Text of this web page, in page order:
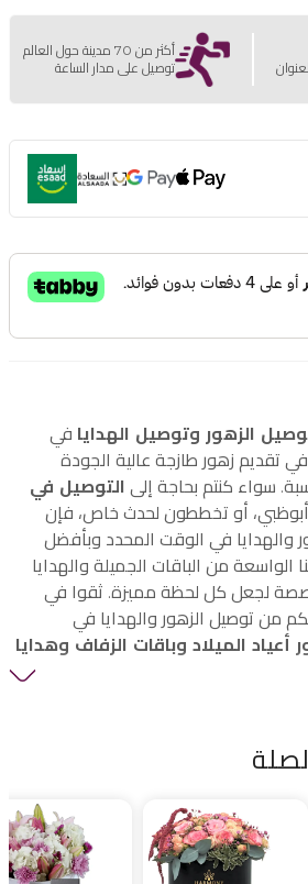
أكثر من 70 مدينة حول العالم
توصيل على مدار الساعة
الزهور وتوصيل الهدايا في
تقديم زهور طازجة عالية الجودة
سواء كنتم بحاجة إلى التوصيل في
أو تخططون لحدث خاص، فإن
في الوقت المحدد وبأفضل
من الباقات الجميلة والهدايا
لجعل كل لحظة مميزة. ثقوا في
من توصيل الزهور والهدايا في
أعياد الميلاد وباقات الزفاف وهدايا